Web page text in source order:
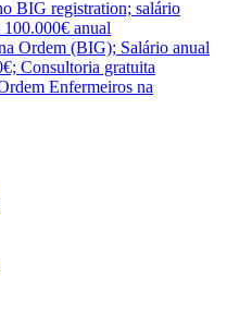
BIG registration; salário
anual
Ordem (BIG); Salário anual
Consultoria gratuita
Enfermeiros na